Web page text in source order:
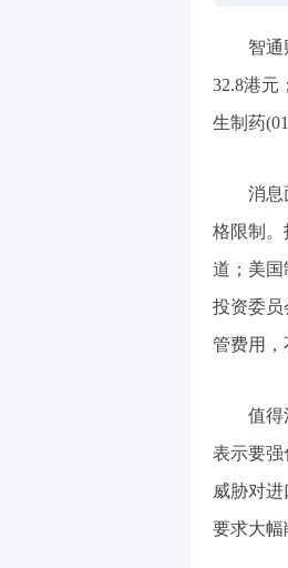
智通
32.8港元
生制药
消息
格限制。
道；美国
投资委
管费用，
值得
表示要强
威胁对
要求大幅